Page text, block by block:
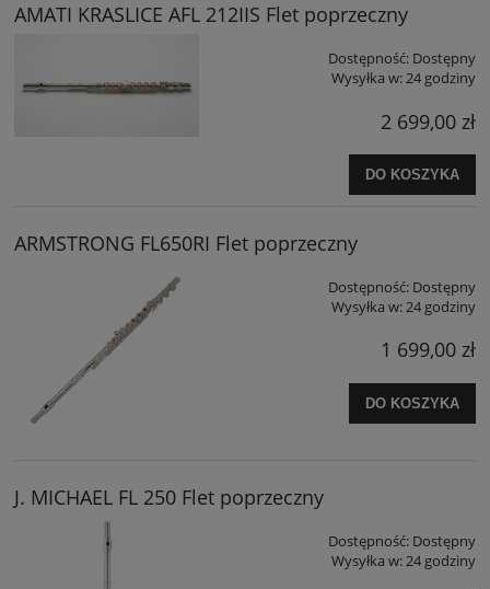
AMATI KRASLICE AFL 212IIS Flet poprzeczny
Dostępność: Dostępny
Wysyłka w:24 godziny
2 699,00 zł
DO KOSZYKA
ARMSTRONG FL650RI Flet poprzeczny
Dostępność: Dostępny
Wysyłka w:24 godziny
1 699,00 zł
DO KOSZYKA
J. MICHAEL FL 250 Flet poprzeczny
Dostępność: Dostępny
Wysyłka w:24 godziny